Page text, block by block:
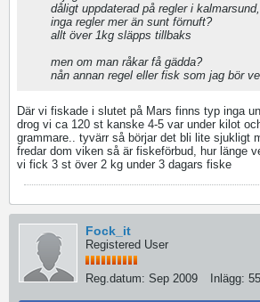
dåligt uppdaterad på regler i
inga regler mer än sunt förnuft?
allt över 1kg släpps tillbaks
men om man råkar få gädda?
nån annan regel eller fisk som jag bör
Där vi fiskade i slutet på Mars finns typ inga
drog vi ca 120 st kanske 4-5 var under kilot
grammare.. tyvärr så börjar det bli lite sjukligt
fredar dom viken så är fiskeförbud, hur länge
vi fick 3 st över 2 kg under 3 dagars fiske
Fock_it
Registered User
Reg.datum: Sep 2009 Inlägg: